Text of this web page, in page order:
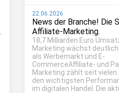
22.06.2026
News der Branche! Die
Affiliate-Marketing.
18,7 Milliarden Euro
Marketing wächst
als Werbemarkt und E-
CommerceAffiliate- und
Marketing zählt seit vielen
den wichtigsten
im digitalen Handel. Die